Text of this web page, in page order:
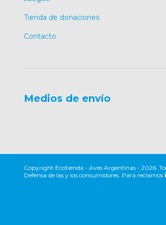
Tienda de donaciones
Contacto
Medios de envío
Copyright Ecotienda - Aves Argentinas - 2026.
Defensa de las y los consumidores. Para reclamos